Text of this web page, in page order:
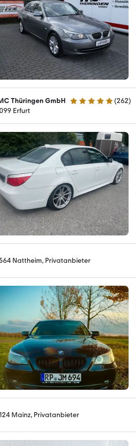
Thüringen GmbH 4.9 Sterne (262)
Erfurt
Nattheim, Privatanbieter
Mainz, Privatanbieter